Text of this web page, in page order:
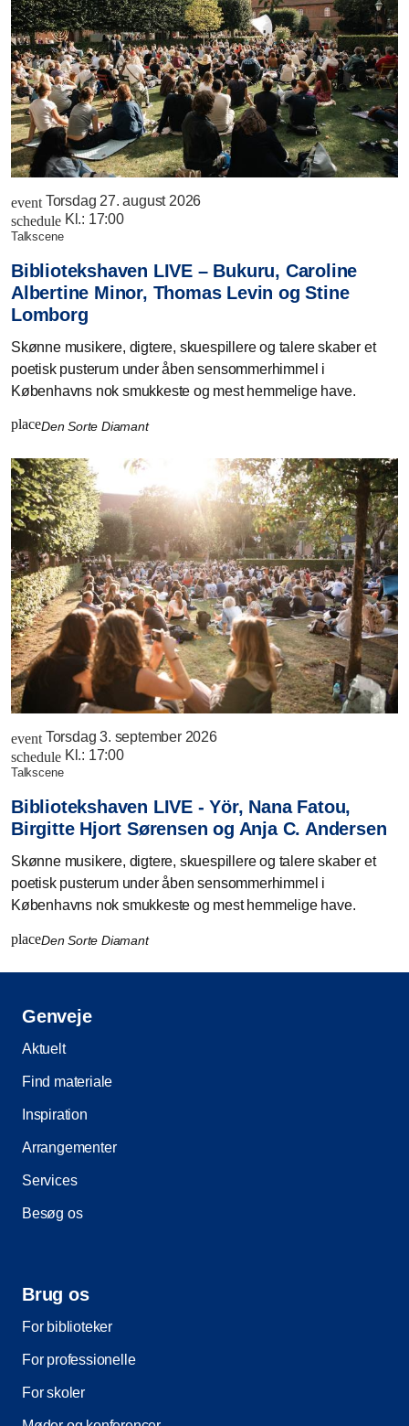
event Torsdag 27. august 2026
schedule Kl.: 17:00
talkscene
Bibliotekshaven LIVE – Bukuru, Caroline
Albertine Minor, Thomas Levin og Stine
Lomborg
Skønne musikere, digtere, skuespillere og talere skaber et
poetisk pusterum under åben sensommerhimmel i
Københavns nok smukkeste og mest hemmelige have.
placeDen Sorte Diamant
event Torsdag 3. september 2026
schedule Kl.: 17:00
talkscene
Bibliotekshaven LIVE - Yör, Nana Fatou,
Birgitte Hjort Sørensen og Anja C. Andersen
Skønne musikere, digtere, skuespillere og talere skaber et
poetisk pusterum under åben sensommerhimmel i
Københavns nok smukkeste og mest hemmelige have.
placeDen Sorte Diamant
Genveje
Aktuelt
Find materiale
Inspiration
Arrangementer
Services
Besøg os
Brug os
For biblioteker
For professionelle
For skoler